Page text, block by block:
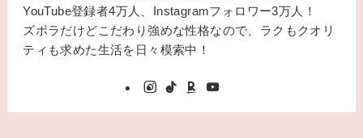
YouTube登録者4万人、Instagramフォロワー3万人！
ズボラだけどこだわり強めな性格なので、ラクもクオリ
ティも求めた生活を日々模索中！